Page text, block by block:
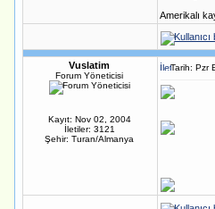
Amerikalı
Vuslatim
Forum Yöneticisi
Kayıt: Nov 02, 2004
İletiler: 3121
Şehir: Turan/Almanya
Tarih: Pzr